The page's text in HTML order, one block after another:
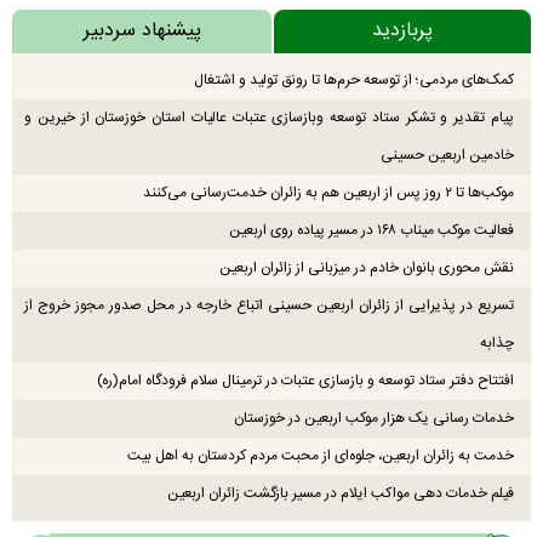
پربازدید پیشنهاد سردبیر
کمک‌های مردمی؛ از توسعه حرم‌ها تا رونق تولید و اشتغال
پیام تقدیر و تشکر ستاد توسعه وبازسازی عتبات عالیات استان خوزستان از خیرین و
خادمین اربعین حسینی
موکب‌ها تا ۲ روز پس از اربعین هم به زائران خدمت‌رسانی می‌کنند
فعالیت موکب میناب ۱۶۸ در مسیر پیاده روی اربعین
نقش محوری بانوان خادم در میزبانی از زائران اربعین
تسریع در پذیرایی از زائران اربعین حسینی اتباع خارجه در محل صدور مجوز خروج از
چذابه
افتتاح دفتر ستاد توسعه و بازسازی عتبات در ترمینال سلام فرودگاه امام(ره)
خدمات رسانی یک هزار موکب اربعین در خوزستان
خدمت به زائران اربعین، جلوه‌ای از محبت مردم کردستان به اهل بیت
فیلم خدمات دهی مواکب ایلام در مسیر بازگشت زائران اربعین